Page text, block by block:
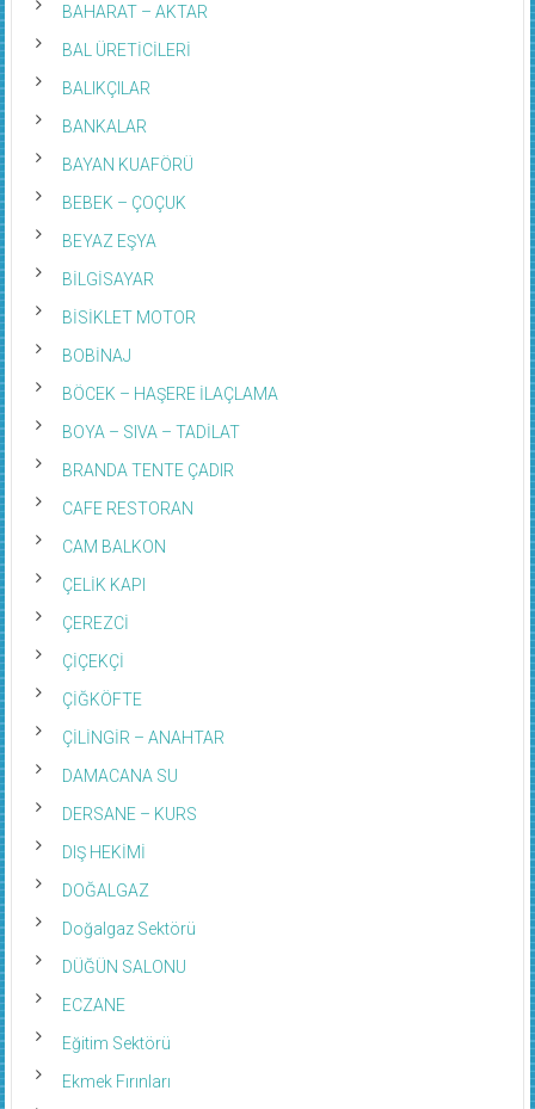
BAHARAT – AKTAR
BAL ÜRETİCİLERİ
BALIKÇILAR
BANKALAR
BAYAN KUAFÖRÜ
BEBEK – ÇOÇUK
BEYAZ EŞYA
BİLGİSAYAR
BİSİKLET MOTOR
BOBİNAJ
BÖCEK – HAŞERE İLAÇLAMA
BOYA – SIVA – TADİLAT
BRANDA TENTE ÇADIR
CAFE RESTORAN
CAM BALKON
ÇELİK KAPI
ÇEREZCİ
ÇİÇEKÇİ
ÇİĞKÖFTE
ÇİLİNGİR – ANAHTAR
DAMACANA SU
DERSANE – KURS
DIŞ HEKİMİ
DOĞALGAZ
Doğalgaz Sektörü
DÜĞÜN SALONU
ECZANE
Eğitim Sektörü
Ekmek Fırınları